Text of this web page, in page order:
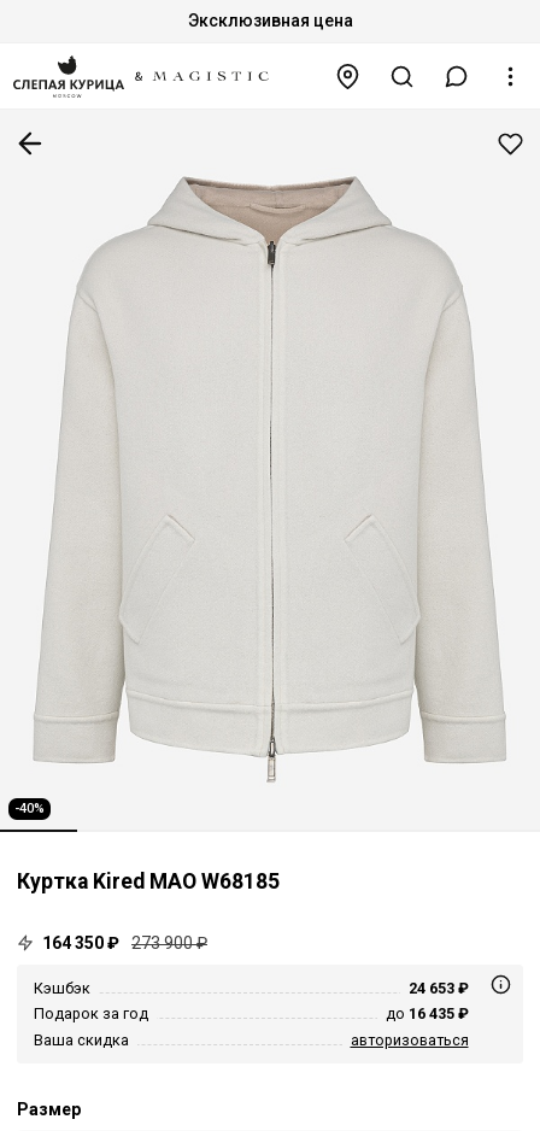
Эксклюзивная цена
-40%
Куртка Kired MAO W68185
164 350 ₽ 273 900 ₽
Кэшбэк
24 653 ₽
Подарок за год
до 16 435 ₽
Ваша скидка
авторизоваться
Размер